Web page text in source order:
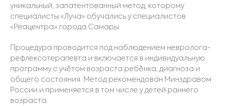
уникальный, запатентованный метод, которому
специалисты «Луча» обучались у специалистов
«Реацентра» города Самары.
Процедура проводится под наблюдением невролога-
рефлексотерапевта и включается в индивидуальную
программу с учётом возраста ребёнка, диагноза и
общего состояния. Метод рекомендован Минздравом
России и применяется в том числе у детей раннего
возраста.